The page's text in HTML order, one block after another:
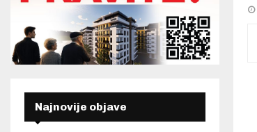
Najnovije objave